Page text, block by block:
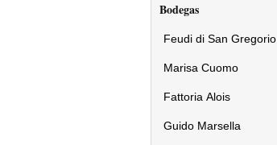
Bodegas
Feudi di San Gregorio
Marisa Cuomo
Fattoria Alois
Guido Marsella